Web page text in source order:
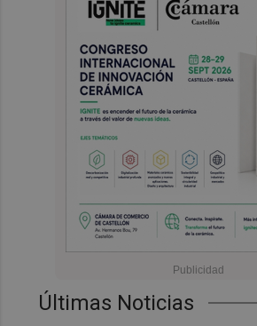
Últimas Noticias